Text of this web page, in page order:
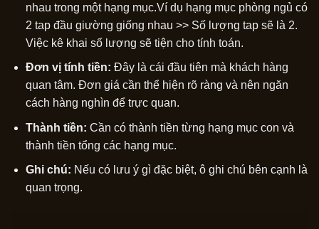
nhau trong một hạng mục.Ví dụ hạng mục phòng ngủ có
2 tap đầu giường giống nhau >> Số lượng tap sẽ là 2.
Việc kê khai số lượng sẽ tiện cho tính toán.
Đơn vị tính tiền: Đây là cái đầu tiên mà khách hàng
quan tâm. Đơn giá cần thể hiện rõ ràng và nên ngăn
cách hàng nghìn để trực quan.
Thành tiền: Cần có thành tiền từng hạng mục con và
thành tiền tổng các hạng mục.
Ghi chú: Nếu có lưu ý gì đặc biệt, ô ghi chú bên cạnh là
quan trọng.